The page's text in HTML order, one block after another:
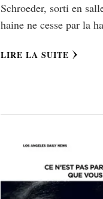
Schroeder, sorti en
haine ne cesse par la
LIRE LA SUITE